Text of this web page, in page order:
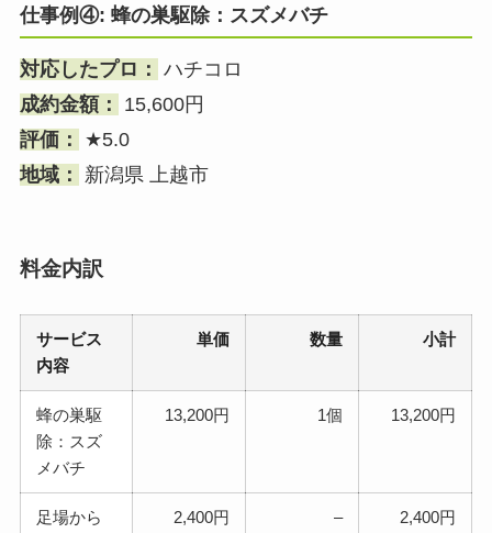
仕事例④: 蜂の巣駆除：スズメバチ
対応したプロ： ハチコロ
成約金額：
15,600円
評価：
★5.0
地域：
新潟県 上越市
料金内訳
サービス
内容
単価 数量 小計
蜂の巣駆
除：スズ
メバチ
13,200円 1個 13,200円
足場から
2,400円 – 2,400円